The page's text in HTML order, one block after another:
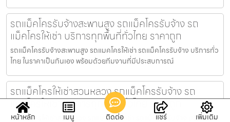
รถแม็คโครรับจ้างสะพานสูง รถแม็คโครรับจ้าง รถ
แม็คโครให้เช่า บริการทุกพื้นที่ทั่วไทย ราคาถูก
รถแม็คโครรับจ้างสะพานสูง รถแมคโครให้เช่า รถแม็คโครรับจ้าง บริการทั่ว
ไทย ในราคาเป็นกันเอง พร้อมด้วยทีมงานที่มีประสบการณ์
รถแม็คโครให้เช่าสวนหลวง รถแม็คโครรับจ้าง รถ
แม็คโครให้เช่า บริการทุกพื้นที่ทั่วไทย ราคาถูก
รถแม็คโครให้เช่าสวนหลวง รถแมคโครให้เช่า รถแม็คโครรับจ้าง บริการทั่ว
หน้าหลัก เมนู ติดต่อ แชร์ เพิ่มเติม